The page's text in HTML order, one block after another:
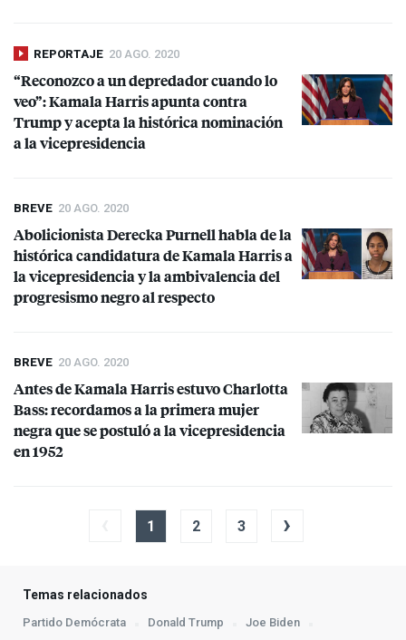
REPORTAJE 20 AGO. 2020
“Reconozco a un depredador cuando lo
veo”: Kamala Harris apunta contra
Trump y acepta la histórica nominación
a la vicepresidencia
BREVE 20 AGO. 2020
Abolicionista Derecka Purnell habla de la
histórica candidatura de Kamala Harris a
la vicepresidencia y la ambivalencia del
progresismo negro al respecto
BREVE 20 AGO. 2020
Antes de Kamala Harris estuvo Charlotta
Bass: recordamos a la primera mujer
negra que se postuló a la vicepresidencia
en 1952
1 2 3 ›
Temas relacionados
Partido Demócrata Donald Trump
Joe Biden